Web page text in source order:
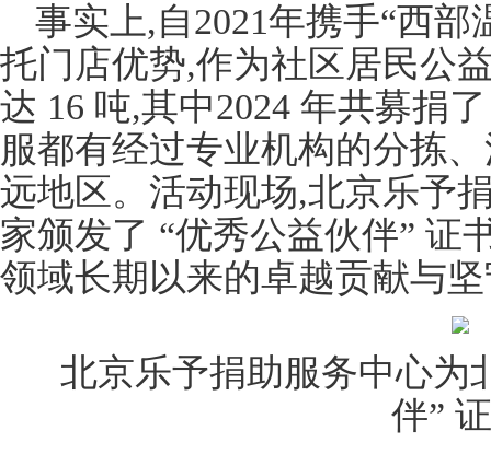
事实上,自2021年携手“西
托门店优势,作为社区居民公
达 16 吨,其中2024 年共募捐
服都有经过专业机构的分拣
远地区。活动现场,北京乐予
家颁发了 “优秀公益伙伴” 证
领域长期以来的卓越贡献与
北京乐予捐助服务中心为
伴”